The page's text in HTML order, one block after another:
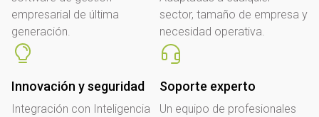
empresarial de última
generación.
sector, tamaño de empresa y
necesidad operativa.
Innovación y seguridad
Integración con Inteligencia
Soporte experto
Un equipo de profesionales